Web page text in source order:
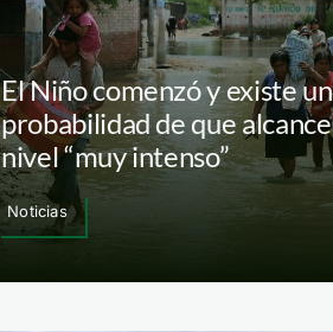
El Niño comenzó y existe
probabilidad de que
nivel “muy intenso”
Noticias